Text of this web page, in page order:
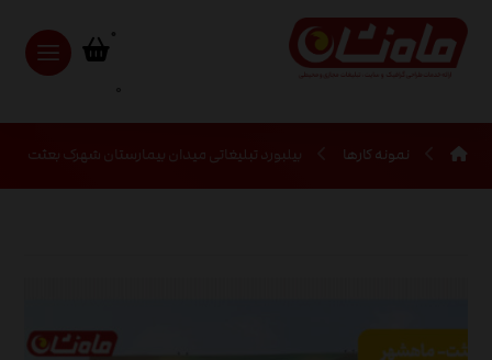
نمونه کارها بیلبورد تبلیغاتی میدان بیمارستان شهرک بعثت